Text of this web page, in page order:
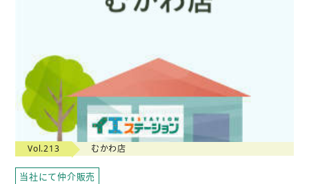
Vol.213 むかわ店
当社にて仲介販売